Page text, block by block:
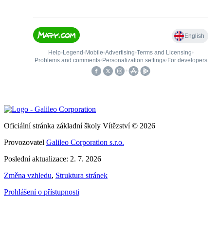
Oficiální stránka základní školy Vítězství © 2026
Provozovatel Galileo Corporation s.r.o.
Poslední aktualizace: 2. 7. 2026
Změna vzhledu, Struktura stránek
Prohlášení o přístupnosti